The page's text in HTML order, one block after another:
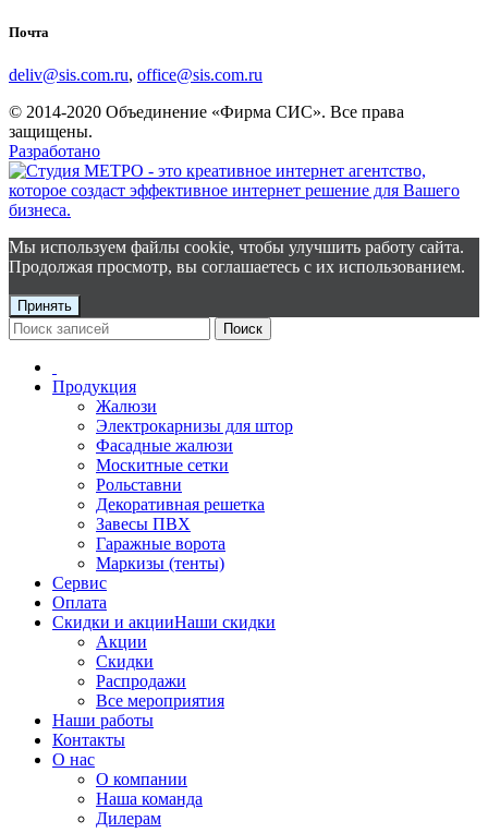
Почта
deliv@sis.com.ru, office@sis.com.ru
© 2014-2020 Объединение «Фирма СИС». Все права
защищены.
Разработано
Мы используем файлы cookie, чтобы улучшить работу сайта.
Продолжая просмотр, вы соглашаетесь с их использованием.
Принять
Поиск
Продукция
Жалюзи
Электрокарнизы для штор
Фасадные жалюзи
Москитные сетки
Рольставни
Декоративная решетка
Завесы ПВХ
Гаражные ворота
Маркизы (тенты)
Сервис
Оплата
Скидки и акцииНаши скидки
Акции
Скидки
Распродажи
Все мероприятия
Наши работы
Контакты
О нас
О компании
Наша команда
Дилерам